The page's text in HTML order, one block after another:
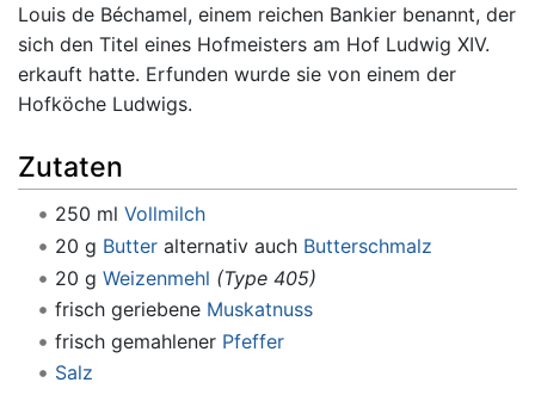
Louis de Béchamel, einem reichen Bankier benannt, der
sich den Titel eines Hofmeisters am Hof Ludwig XIV.
erkauft hatte. Erfunden wurde sie von einem der
Hofköche Ludwigs.
Zutaten
250 ml Vollmilch
20 g Butteralternativ auch Butterschmalz
20 g Weizenmehl (Type 405)
frisch geriebene Muskatnuss
frisch gemahlener Pfeffer
Salz